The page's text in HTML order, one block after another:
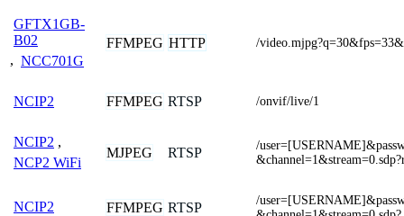
GFTX1GB-
B02
, NCC701G
FFMPEG HTTP /
NCIP2 FFMPEG RTSP /onvif/live/1
NCIP2 ,
NCP2 WiFi
MJPEG RTSP
/
NCIP2 FFMPEG RTSP
/